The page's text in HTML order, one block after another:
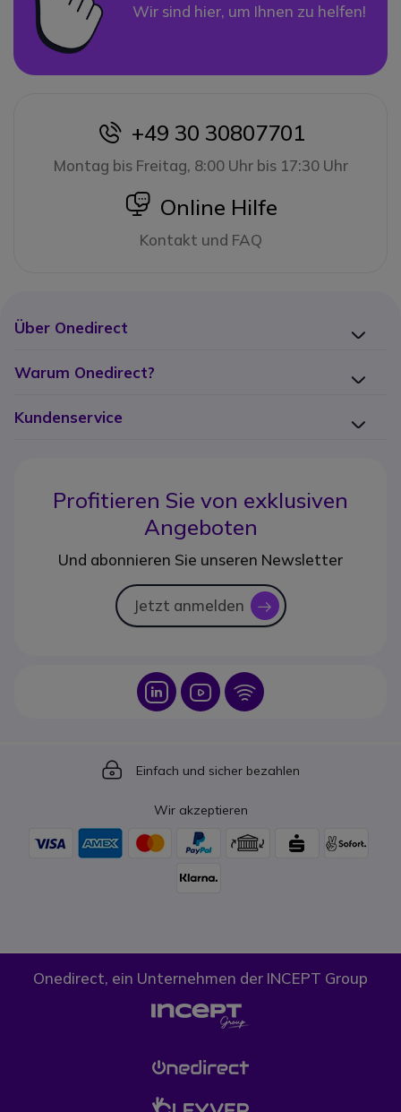
Wir sind hier, um Ihnen zu helfen!
icon
+49 30 30807701
Montag bis Freitag, 8:00 Uhr bis 17:30 Uhr
icon
Online Hilfe
Kontakt und FAQ
Über Onedirect
Warum Onedirect?
Kundenservice
Profitieren Sie von exklusiven
Angeboten
Und abonnieren Sie unseren Newsletter
Jetzt anmelden icon
Icon Icon Icon
Icon
Einfach und sicher bezahlen
Wir akzeptieren
Onedirect, ein Unternehmen der INCEPT Group